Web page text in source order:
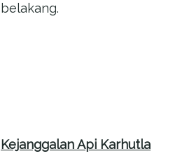
belakang.
Kejanggalan Api Karhutla